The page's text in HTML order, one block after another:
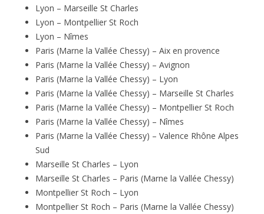
Lyon – Marseille St Charles
Lyon – Montpellier St Roch
Lyon – Nîmes
Paris (Marne la Vallée Chessy) – Aix en provence
Paris (Marne la Vallée Chessy) – Avignon
Paris (Marne la Vallée Chessy) – Lyon
Paris (Marne la Vallée Chessy) – Marseille St Charles
Paris (Marne la Vallée Chessy) – Montpellier St Roch
Paris (Marne la Vallée Chessy) – Nîmes
Paris (Marne la Vallée Chessy) – Valence Rhône Alpes
Sud
Marseille St Charles – Lyon
Marseille St Charles – Paris (Marne la Vallée Chessy)
Montpellier St Roch – Lyon
Montpellier St Roch – Paris (Marne la Vallée Chessy)